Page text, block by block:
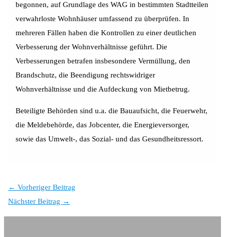
begonnen, auf Grundlage des WAG in bestimmten Stadtteilen
verwahrloste Wohnhäuser umfassend zu überprüfen. In
mehreren Fällen haben die Kontrollen zu einer deutlichen
Verbesserung der Wohnverhältnisse geführt. Die
Verbesserungen betrafen insbesondere Vermüllung, den
Brandschutz, die Beendigung rechtswidriger
Wohnverhältnisse und die Aufdeckung von Mietbetrug.
Beteiligte Behörden sind u.a. die Bauaufsicht, die Feuerwehr,
die Meldebehörde, das Jobcenter, die Energieversorger,
sowie das Umwelt-, das Sozial- und das Gesundheitsressort.
← Vorheriger Beitrag
Nächster Beitrag →